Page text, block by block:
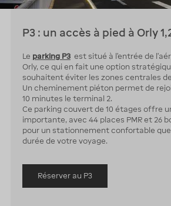
P3 : un accès à pied à Orly
Le parking P3est situé à l’entrée de
Orly, ce qui en fait une option
souhaitent éviter les zones centrales
Un cheminement piéton permet de
10 minutes le terminal 2.
Ce parking couvert de 10 étages offre
importante, avec 44 places PMR et 26
pour un stationnement confortable
durée de votre voyage.
Réserver au P3